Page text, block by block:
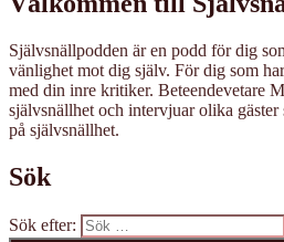
Självsnällpodden är en podd för dig
vänlighet mot dig själv. För dig som
med din inre kritiker. Beteendevetare
självsnällhet och intervjuar olika gäster
på självsnällhet.
Sök
Sök efter: